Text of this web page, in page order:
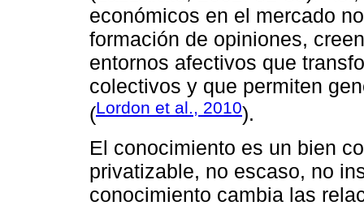
económicos en el mercado
formación de opiniones,
entornos afectivos que
colectivos y que permiten
(Lordon et al., 2010).
El conocimiento es un bien
privatizable, no escaso, no
conocimiento cambia las